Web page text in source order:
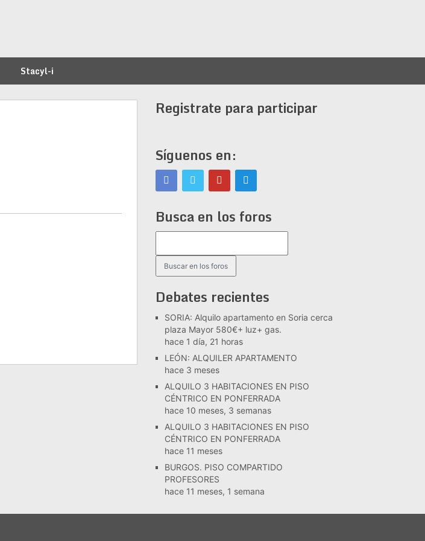
Stacyl-i
Registrate para participar
Síguenos en:
Busca en los foros
Debates recientes
SORIA: Alquilo apartamento en Soria cerca
plaza Mayor 580€+ luz+ gas.
hace 1 día, 21 horas
LEÓN: ALQUILER APARTAMENTO
hace 3 meses
ALQUILO 3 HABITACIONES EN PISO
CÉNTRICO EN PONFERRADA
hace 10 meses, 3 semanas
ALQUILO 3 HABITACIONES EN PISO
CÉNTRICO EN PONFERRADA
hace 11 meses
BURGOS. PISO COMPARTIDO
PROFESORES
hace 11 meses, 1 semana